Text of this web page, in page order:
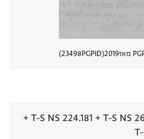
2019
PGPID
23498
T-S NS
+
T-S NS 224.181
+